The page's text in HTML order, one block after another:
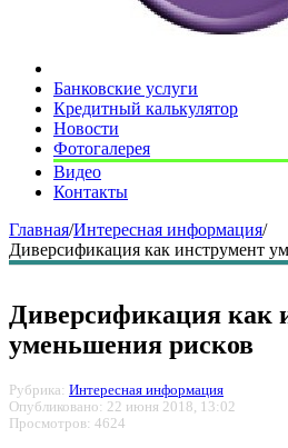
Банковские услуги
Кредитный калькулятор
Новости
Фотогалерея
Видео
Контакты
Главная/Интересная информация/
Диверсификация как инструмент
Диверсификация как
уменьшения рисков
Рубрика: Интересная информация
Опубликовано: 22 июня 2018, 13:02
Просмотров: 4624